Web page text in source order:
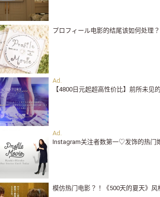
プロフィール电影的结尾该如何处理
【4800日元起超高性价比】前所未
Instagram关注者数第一♡发饰的热门
模仿热门电影？！《500天的夏天》